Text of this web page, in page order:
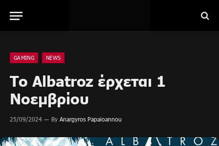
GAMING NEWS
Το Albatroz έρχεται 1
Νοεμβρίου
25/09/2024 By Anargyros Papaioannou